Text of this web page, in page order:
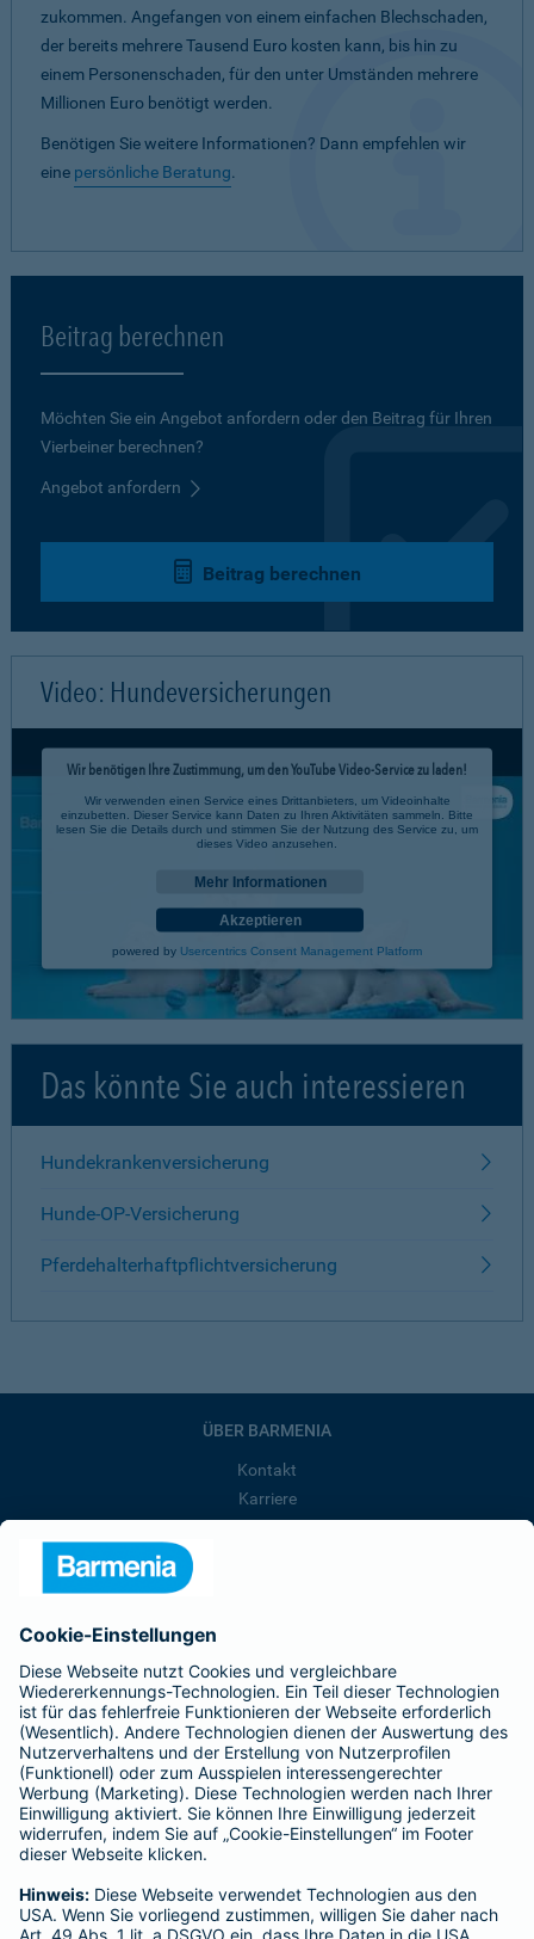
zukommen. Angefangen von einem einfachen Blechschaden,
der bereits mehrere Tausend Euro kosten kann, bis hin zu
einem Personenschaden, für den unter Umständen mehrere
Millionen Euro benötigt werden.
Benötigen Sie weitere Informationen? Dann empfehlen wir
eine persönliche Beratung.
Beitrag berechnen
Möchten Sie ein Angebot anfordern oder den Beitrag für Ihren
Vierbeiner berechnen?
Angebot anfordern
Beitrag berechnen
Video: Hundeversicherungen
Wir benötigen Ihre Zustimmung, um den YouTube Video-Service zu laden!
Wir verwenden einen Service eines Drittanbieters, um Videoinhalte
einzubetten. Dieser Service kann Daten zu Ihren Aktivitäten sammeln. Bitte
lesen Sie die Details durch und stimmen Sie der Nutzung des Service zu, um
dieses Video anzusehen.
Mehr Informationen
Akzeptieren
powered by Usercentrics Consent Management Platform
Das könnte Sie auch interessieren
Hundekrankenversicherung
Hunde-OP-Versicherung
Pferdehalterhaftpflichtversicherung
ÜBER BARMENIA
Kontakt
Karriere
Barmenia ist Teil der BarmeniaGothaer
BELIEBTE SEITEN
Kranken-Zusatzversicherung
Tierversicherungen
Haftpflichtversicherung
Hausratversicherung
Adresse ändern